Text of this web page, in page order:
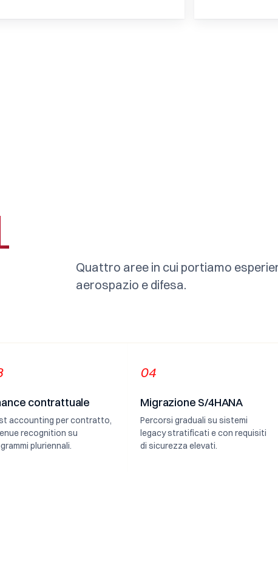
Quattro aree in cui portiamo
aerospazio e difesa.
contrattuale
accounting per contratto,
recognition su
pluriennali.
04
Migrazione S/4HANA
Percorsi graduali su sistemi
legacy stratificati e con requisiti
di sicurezza elevati.